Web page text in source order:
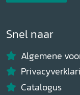
Snel naar
Algemene
Catalogus